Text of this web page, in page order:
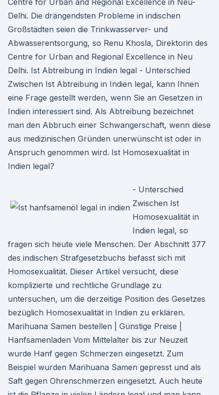
Centre for Urban and Regional Excellence in Neu-
Delhi. Die drängendsten Probleme in indischen
Großstädten seien die Trinkwasserver- und
Abwasserentsorgung, so Renu Khosla, Direktorin des
Centre for Urban and Regional Excellence in Neu
Delhi. Ist Abtreibung in Indien legal - Unterschied
Zwischen Ist Abtreibung in Indien legal, kann Ihnen
eine Frage gestellt werden, wenn Sie an Gesetzen in
Indien interessiert sind. Als Abtreibung bezeichnet
man den Abbruch einer Schwangerschaft, wenn diese
aus medizinischen Gründen unerwünscht ist oder in
Anspruch genommen wird. Ist Homosexualität in
Indien legal?
- Unterschied
Zwischen Ist
Homosexualität in
Indien legal, so
fragen sich heute viele Menschen. Der Abschnitt 377
des indischen Strafgesetzbuchs befasst sich mit
Homosexualität. Dieser Artikel versucht, diese
komplizierte und rechtliche Grundlage zu
untersuchen, um die derzeitige Position des Gesetzes
bezüglich Homosexualität in Indien zu erklären.
Marihuana Samen bestellen | Günstige Preise |
Hanfsamenladen Vom Mittelalter bis zur Neuzeit
wurde Hanf gegen Schmerzen eingesetzt. Zum
Beispiel wurden Marihuana Samen gepresst und als
Saft gegen Ohrenschmerzen eingesetzt. Auch heute